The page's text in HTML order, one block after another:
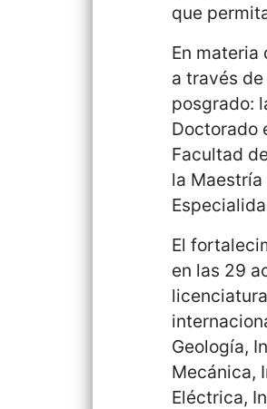
que
En materia
a través
posgrado:
Doctorado
Facultad
la
El
en las 29
Geología,
Mecánica,
Eléctrica,